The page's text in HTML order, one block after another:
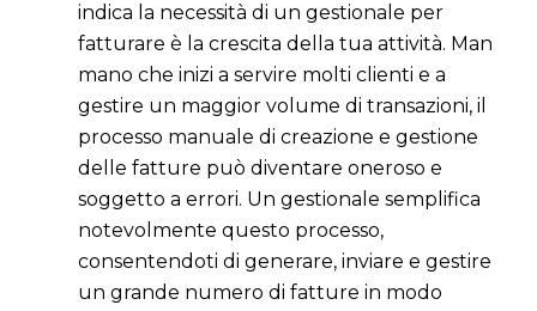
indica la necessità di un gestionale per
fatturare è la crescita della tua attività. Man
mano che inizi a servire molti clienti e a
gestire un maggior volume di transazioni, il
processo manuale di creazione e gestione
delle fatture può diventare oneroso e
soggetto a errori. Un gestionale semplifica
notevolmente questo processo,
consentendoti di generare, inviare e gestire
un grande numero di fatture in modo